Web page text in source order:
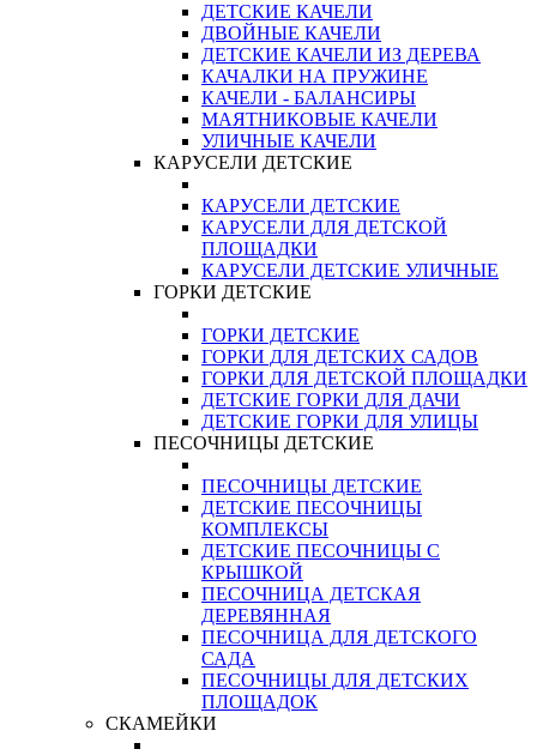
ДЕТСКИЕ КАЧЕЛИ
ДВОЙНЫЕ КАЧЕЛИ
ДЕТСКИЕ КАЧЕЛИ ИЗ ДЕРЕВА
КАЧАЛКИ НА ПРУЖИНЕ
КАЧЕЛИ - БАЛАНСИРЫ
МАЯТНИКОВЫЕ КАЧЕЛИ
УЛИЧНЫЕ КАЧЕЛИ
КАРУСЕЛИ ДЕТСКИЕ
КАРУСЕЛИ ДЕТСКИЕ
КАРУСЕЛИ ДЛЯ ДЕТСКОЙ
ПЛОЩАДКИ
КАРУСЕЛИ ДЕТСКИЕ УЛИЧНЫЕ
ГОРКИ ДЕТСКИЕ
ГОРКИ ДЕТСКИЕ
ГОРКИ ДЛЯ ДЕТСКИХ САДОВ
ГОРКИ ДЛЯ ДЕТСКОЙ ПЛОЩАДКИ
ДЕТСКИЕ ГОРКИ ДЛЯ ДАЧИ
ДЕТСКИЕ ГОРКИ ДЛЯ УЛИЦЫ
ПЕСОЧНИЦЫ ДЕТСКИЕ
ПЕСОЧНИЦЫ ДЕТСКИЕ
ДЕТСКИЕ ПЕСОЧНИЦЫ
КОМПЛЕКСЫ
ДЕТСКИЕ ПЕСОЧНИЦЫ С
КРЫШКОЙ
ПЕСОЧНИЦА ДЕТСКАЯ
ДЕРЕВЯННАЯ
ПЕСОЧНИЦА ДЛЯ ДЕТСКОГО
САДА
ПЕСОЧНИЦЫ ДЛЯ ДЕТСКИХ
ПЛОЩАДОК
СКАМЕЙКИ